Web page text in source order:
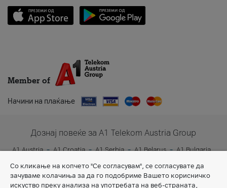
Member of
Начини на плаќање
Дознај повеќе за A1 Telekom Austria Group
A1 Austria A1 Croatia A1 Serbia A1 Belarus
A1 Bulgaria
Со кликање на копчето "Се согласувам", се согласувате да
зачуваме колачиња за да го подобриме Вашето корисничко
искуство преку анализа на употребата на веб-страната,